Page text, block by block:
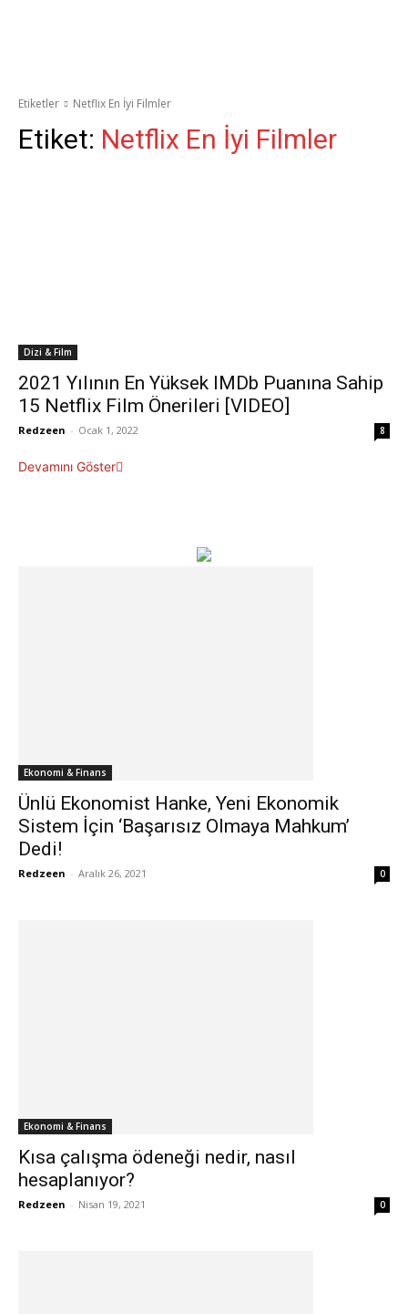
Etiketler Netflix En İyi Filmler
Etiket: Netflix En İyi Filmler
Dizi & Film
2021 Yılının En Yüksek IMDb Puanına Sahip
15 Netflix Film Önerileri [VIDEO]
Redzeen - Ocak 1, 2022 8
Devamını Göster
Ekonomi & Finans
Ünlü Ekonomist Hanke, Yeni Ekonomik
Sistem İçin ‘Başarısız Olmaya Mahkum’
Dedi!
Redzeen - Aralık 26, 2021 0
Ekonomi & Finans
Kısa çalışma ödeneği nedir, nasıl
hesaplanıyor?
Redzeen - Nisan 19, 2021 0